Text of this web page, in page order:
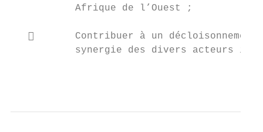
           Afrique de l’Ouest ;
       Contribuer à un
synergie des divers acteurs